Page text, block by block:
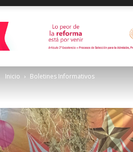
de
Social
Inicio Boletines Informativos